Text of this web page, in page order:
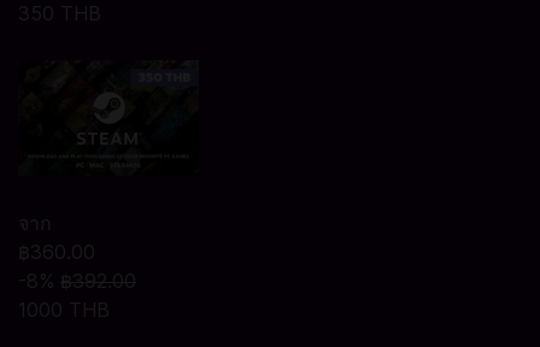
350 THB
จาก
฿360.00
-8% ฿392.00
1000 THB